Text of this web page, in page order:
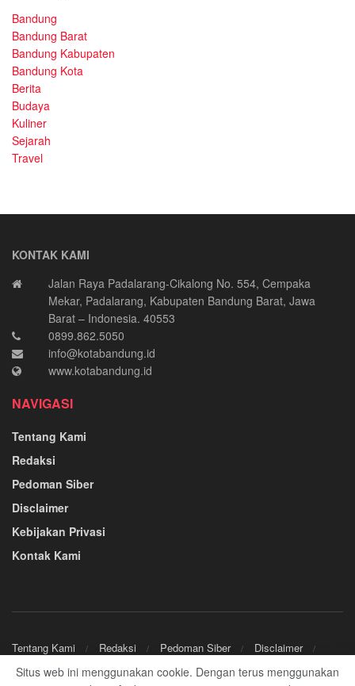
Bandung
Bandung Barat
Bandung Kabupaten
Bandung Kota
Berita
Budaya
Kuliner
Sejarah
Travel
KONTAK KAMI
Jalan Raya Padalarang-Cikalong No. 554, Cempaka
Mekar, Padalarang, Kabupaten Bandung Barat, Jawa
Barat – Indonesia. 40553
0899.862.5050
info@kotabandung.id
www.kotabandung.id
NAVIGASI
Tentang Kami
Redaksi
Pedoman Siber
Disclaimer
Kebijakan Privasi
Kontak Kami
Tentang Kami Redaksi Pedoman Siber
Disclaimer
Situs web ini menggunakan cookie. Dengan terus menggunakan